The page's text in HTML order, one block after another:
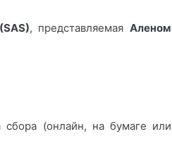
, представляемаяАленом
сбора (онлайн, на бумаге или